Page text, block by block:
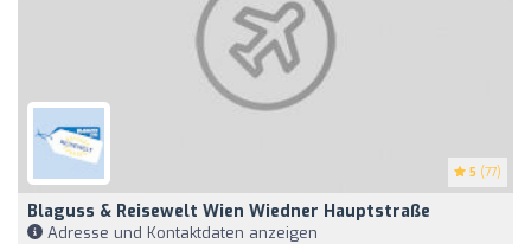
5 (77)
Blaguss & Reisewelt Wien Wiedner Hauptstraße
Adresse und Kontaktdaten anzeigen